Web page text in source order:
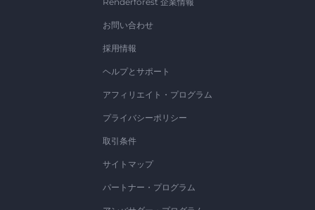
お問い合わせ
採用情報
ヘルプとサポート
アフィリエイト・プログラム
プライバシーポリシー
取引条件
サイトマップ
パートナー・プログラム